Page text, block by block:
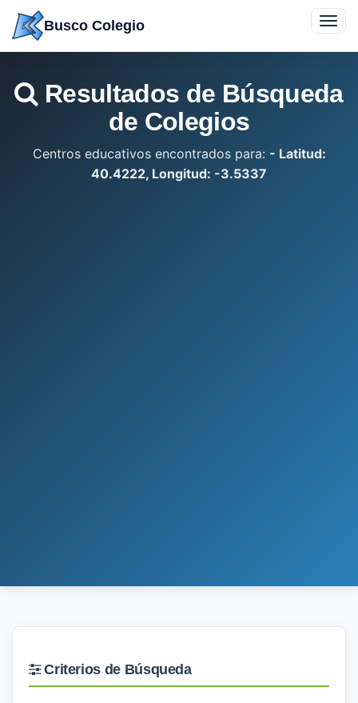
contenido
Busco Colegio
Resultados de Búsqueda
de Colegios
Centros educativos encontrados para: - Latitud:
40.4222, Longitud: -3.5337
Criterios de Búsqueda